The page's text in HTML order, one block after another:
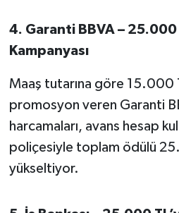
4. Garanti BBVA –
Kampanyası
Maaş tutarına göre 15.000
promosyon veren Garanti
harcamaları, avans hesap
poliçesiyle toplam ödülü
yükseltiyor.